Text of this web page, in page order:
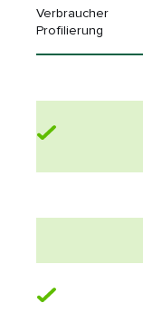
Verbraucher
Profilierung